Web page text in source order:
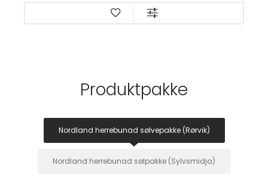
Produktpakke
Nordland herrebunad sølvepakke (Rørvik)
Nordland herrebunad sølpakke (Sylvsmidja)